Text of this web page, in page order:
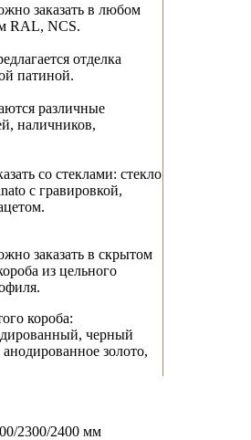
заказать в любом
RAL, NCS.
отделка
патиной.
различные
наличников,
со стеклами: стекло
c гравировкой,
заказать в скрытом
из цельного
короба:
черный
золото,
2300/2400 мм